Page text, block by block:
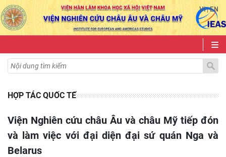
VI|EN
HỢP TÁC QUỐC TẾ
Viện Nghiên cứu châu Âu và châu Mỹ tiếp đón
và làm việc với đại diện đại sứ quán Nga và
Belarus